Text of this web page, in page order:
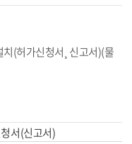
(허가신청서¸ 신고서)(물
서(신고서)